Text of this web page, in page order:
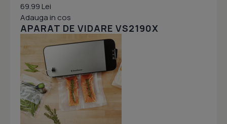
69.99 Lei
Adauga in cos
APARAT DE VIDARE VS2190X